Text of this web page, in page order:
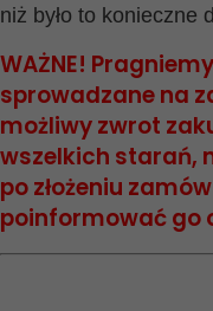
niż było to konieczne
WAŻNE!
sprowadzane na
możliwy zwrot
wszelkich starań,
po złożeniu
poinformować go